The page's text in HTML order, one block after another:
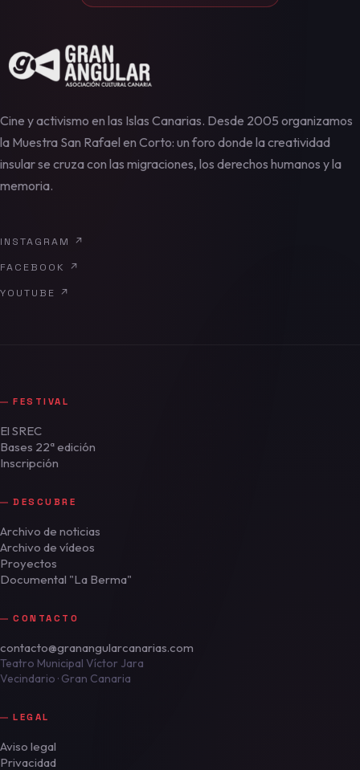
Cine y activismo en las Islas Canarias. Desde 2005 organizamos
la Muestra San Rafael en Corto: un foro donde la creatividad
insular se cruza con las migraciones, los derechos humanos y la
memoria.
INSTAGRAM
↗
FACEBOOK
↗
YOUTUBE
↗
FESTIVAL
El SREC
Bases 22ª edición
Inscripción
DESCUBRE
Archivo de noticias
Archivo de vídeos
Proyectos
Documental "La Berma"
CONTACTO
contacto@granangularcanarias.com
Teatro Municipal Víctor Jara
Vecindario · Gran Canaria
LEGAL
Aviso legal
Privacidad